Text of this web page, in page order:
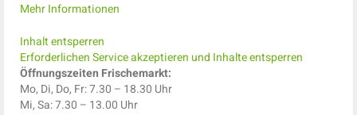
Mehr Informationen
Inhalt entsperren
Erforderlichen Service akzeptieren und Inhalte entsperren
Öffnungszeiten Frischemarkt:
Mo, Di, Do, Fr: 7.30 – 18.30 Uhr
Mi, Sa: 7.30 – 13.00 Uhr